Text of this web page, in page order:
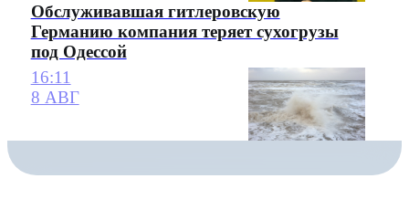
Обслуживавшая гитлеровскую
Германию компания теряет сухогрузы
под Одессой
16:11
8 АВГ